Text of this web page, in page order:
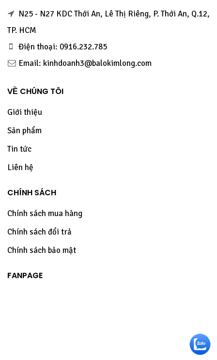
N25 - N27 KDC Thới An, Lê Thị Riêng, P. Thới An, Q.12,
TP. HCM
Điện thoại: 0916.232.785
Email: kinhdoanh3@balokimlong.com
VỀ CHÚNG TÔI
Giới thiệu
Sản phẩm
Tin tức
Liên hệ
CHÍNH SÁCH
Chính sách mua hàng
Chính sách đổi trả
Chính sách bảo mật
FANPAGE